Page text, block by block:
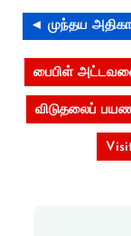
◄ முந்தய
பைபிள்
விடுதலைப்